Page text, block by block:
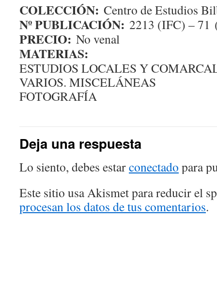
COLECCIÓN: Centro de Estudios
Nº PUBLICACIÓN: 2213 (IFC) – 71
PRECIO: No venal
MATERIAS:
ESTUDIOS LOCALES Y
VARIOS. MISCELÁNEAS
FOTOGRAFÍA
Deja una respuesta
Lo siento, debes estarconectado para
Este sitio usa Akismet para reducir el
procesan los datos de tus comentarios.